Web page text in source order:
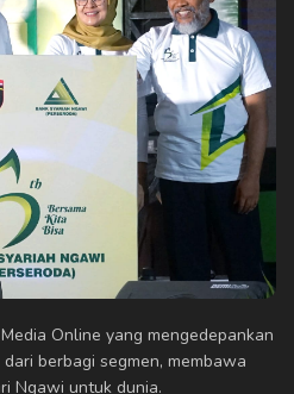
Online yang mengedepankan
berbagi segmen, membawa
Ngawi untuk dunia.